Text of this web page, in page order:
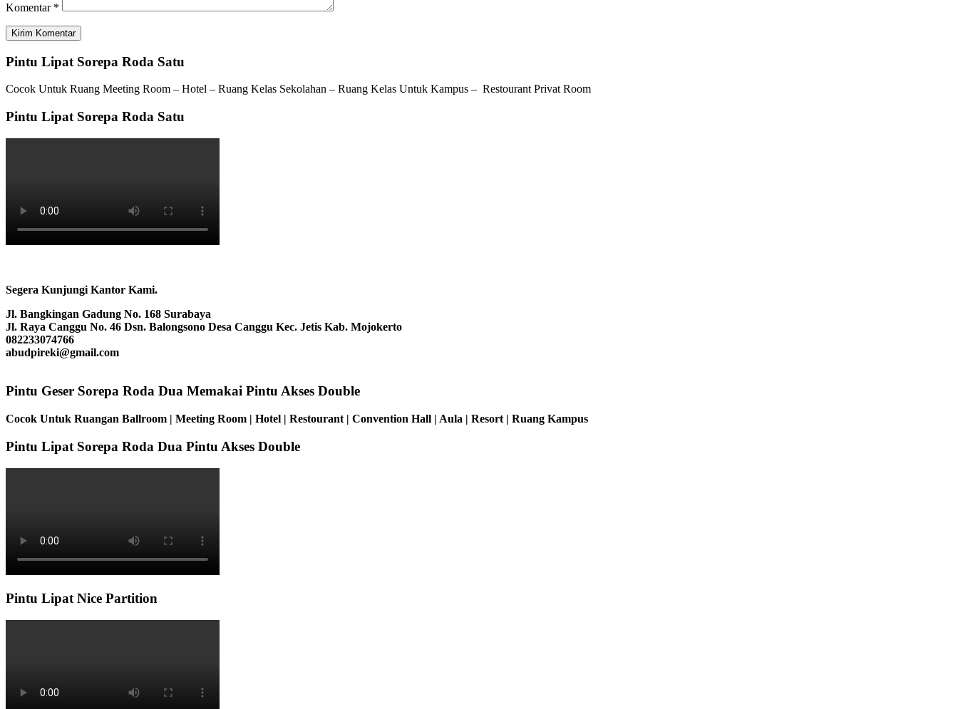
Komentar *
Pintu Lipat Sorepa Roda Satu
Cocok Untuk Ruang Meeting Room – Hotel – Ruang Kelas Sekolahan – Ruang Kelas Untuk Kampus – Restourant Privat Room
Pintu Lipat Sorepa Roda Satu
Segera Kunjungi Kantor Kami.
Jl. Bangkingan Gadung No. 168 Surabaya
Jl. Raya Canggu No. 46 Dsn. Balongsono Desa Canggu Kec. Jetis Kab. Mojokerto
082233074766
abudpireki@gmail.com
Pintu Geser Sorepa Roda Dua Memakai Pintu Akses Double
Cocok Untuk Ruangan Ballroom | Meeting Room | Hotel | Restourant | Convention Hall | Aula | Resort | Ruang Kampus
Pintu Lipat Sorepa Roda Dua Pintu Akses Double
Pintu Lipat Nice Partition